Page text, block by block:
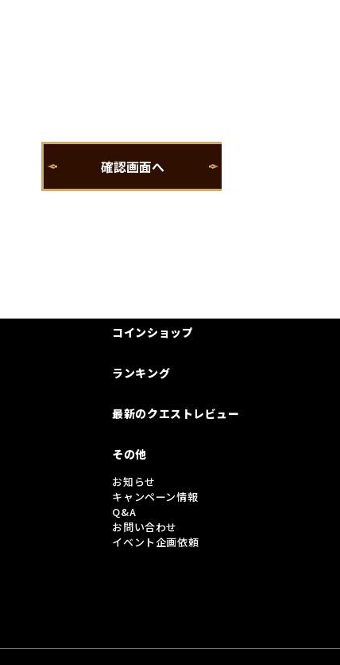
コインショップ
ランキング
最新のクエストレビュー
その他
お知らせ
キャンペーン情報
Q&A
お問い合わせ
イベント企画依頼